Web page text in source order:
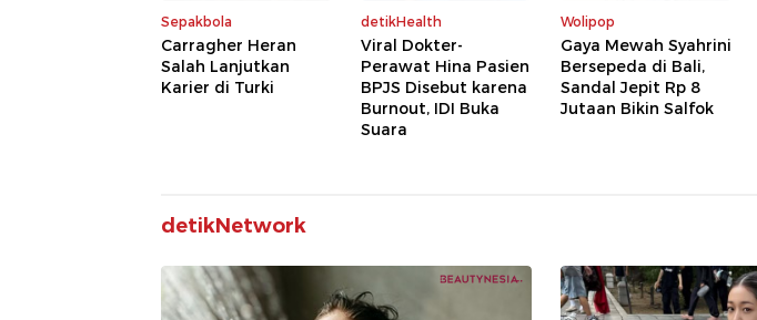
Sepakbola
Carragher Heran
Salah Lanjutkan
Karier di Turki
detikHealth
Viral Dokter-
Perawat Hina Pasien
BPJS Disebut karena
Burnout, IDI Buka
Suara
Wolipop
Gaya Mewah Syahrini
Bersepeda di Bali,
Sandal Jepit Rp 8
Jutaan Bikin Salfok
detikNetwork